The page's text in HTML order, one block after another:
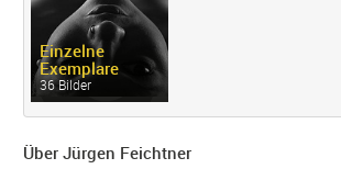
Einzelne
Exemplare
36 Bilder
Über Jürgen Feichtner